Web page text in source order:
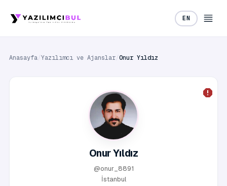
EN
Anasayfa/Yazılımcı ve Ajanslar/Onur Yıldız
Onur Yıldız
@onur_8891
İstanbul